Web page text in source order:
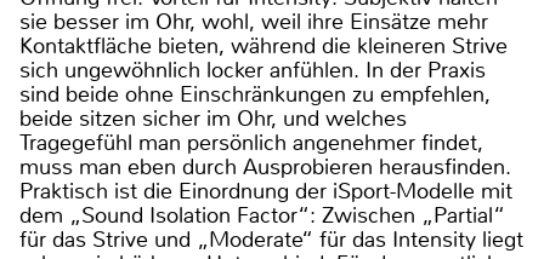
sie besser im Ohr, wohl, weil ihre Einsätze mehr
Kontaktfläche bieten, während die kleineren Strive
sich ungewöhnlich locker anfühlen. In der Praxis
sind beide ohne Einschränkungen zu empfehlen,
beide sitzen sicher im Ohr, und welches
Tragegefühl man persönlich angenehmer findet,
muss man eben durch Ausprobieren herausfinden.
Praktisch ist die Einordnung der iSport-Modelle mit
dem „Sound Isolation Factor“: Zwischen „Partial“
für das Strive und „Moderate“ für das Intensity liegt